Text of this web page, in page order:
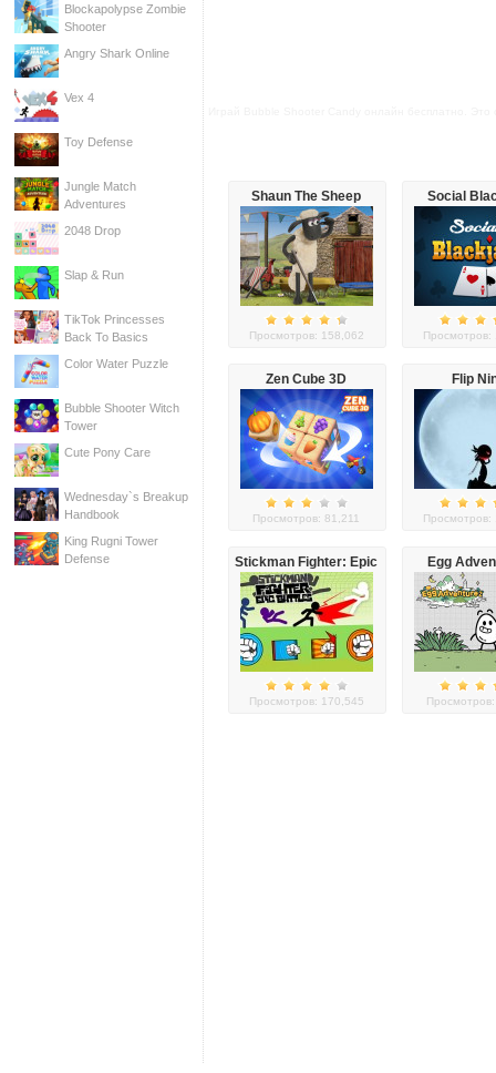
Blockapolypse Zombie
Shooter
Angry Shark Online
Vex 4
Toy Defense
Jungle Match
Adventures
2048 Drop
Slap & Run
TikTok Princesses
Back To Basics
Color Water Puzzle
Bubble Shooter Witch
Tower
Cute Pony Care
Wednesday`s Breakup
Handbook
King Rugni Tower
Defense
Shaun The Sheep
Baahmy Golf
Просмотров: 158,062
Social
Просмотров:
Zen Cube 3D
Просмотров: 81,211
Flip
Просмотров:
Stickman Fighter: Epic
Battles
Просмотров: 170,545
Egg